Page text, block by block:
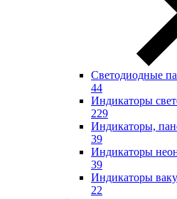
Светодиодные
44
Индикаторы
229
Индикаторы,
39
Индикаторы
39
Индикаторы
22